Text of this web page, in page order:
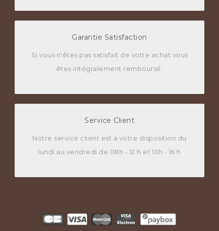
Garantie Satisfaction
Si vous n'êtes pas satisfait de votre achat vous
êtes intégralement remboursé.
Service Client
Notre service client est a votre disposition du
lundi au vendredi de 08h - 12 h et 13h - 16 h